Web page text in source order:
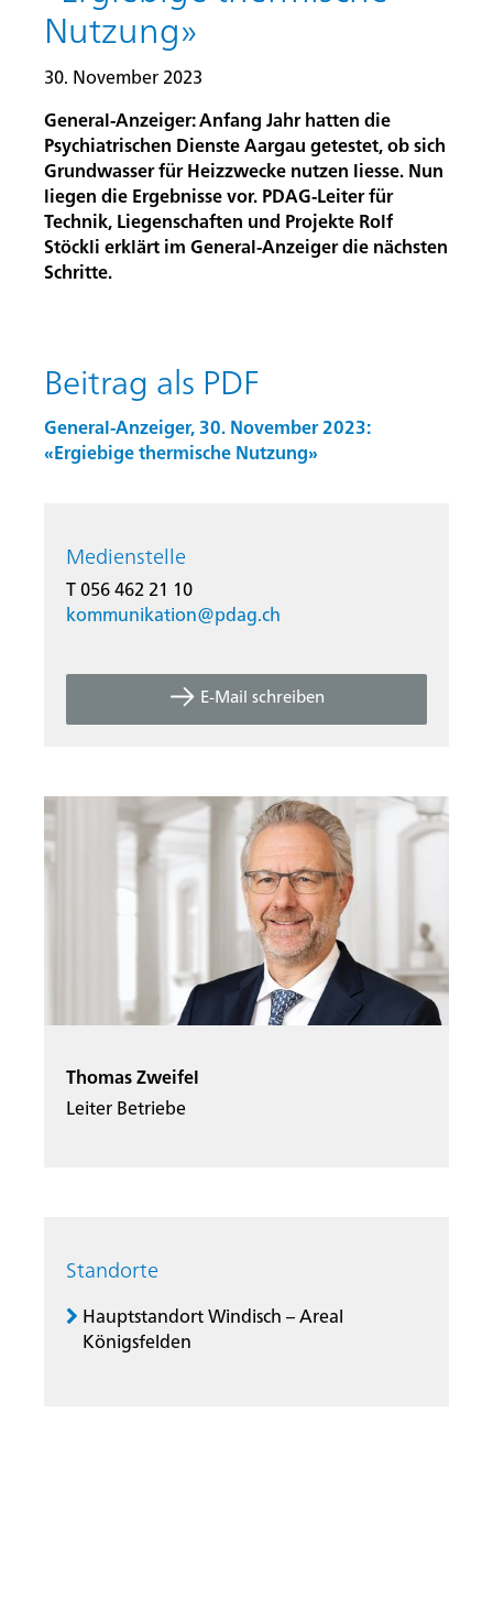
Nutzung»
30. November 2023
General-Anzeiger: Anfang Jahr hatten die
Psychiatrischen Dienste Aargau getestet, ob sich
Grundwasser für Heizzwecke nutzen liesse. Nun
liegen die Ergebnisse vor. PDAG-Leiter für
Technik, Liegenschaften und Projekte Rolf
Stöckli erklärt im General-Anzeiger die nächsten
Schritte.
Beitrag als PDF
General-Anzeiger, 30. November 2023:
«Ergiebige thermische Nutzung»
Medienstelle
T 056 462 21 10
kommunikation@pdag.ch
E-Mail schreiben
Thomas Zweifel
Leiter Betriebe
Standorte
Hauptstandort Windisch – Areal
Königsfelden